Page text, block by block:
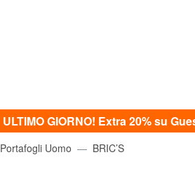
ULTIMO GIORNO! Extra 20% su
Portafogli Uomo BRIC’S